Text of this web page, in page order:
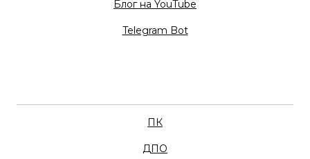
Блог на YouTube
Telegram Bot
ПК
ДПО